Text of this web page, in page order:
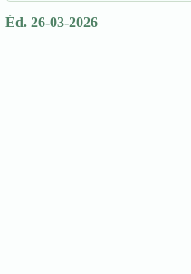
Éd. 26-03-2026